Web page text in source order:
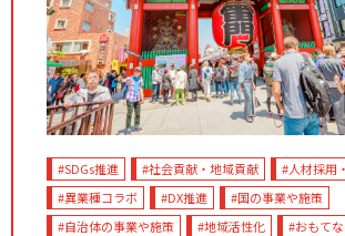
#SDGs推進 #社会貢献・地域貢献
#人材採用
#異業種コラボ
#DX推進
#国の事業や施策
#自治体の事業や施策
#地域活性化
#おもて